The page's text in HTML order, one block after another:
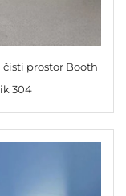
prostor Booth
304